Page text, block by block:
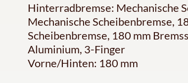
Hinterradbremse: Mechanische
Mechanische Scheibenbremse,
Scheibenbremse, 180 mm
Aluminium, 3-Finger
Vorne/Hinten: 180 mm